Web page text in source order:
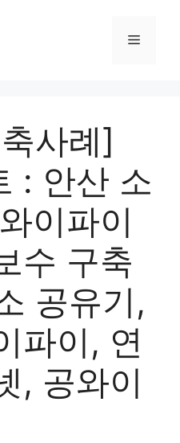
Menu
사례]
: 안산 소
이파이
수 구축
공유기,
파이, 연
, 공와이